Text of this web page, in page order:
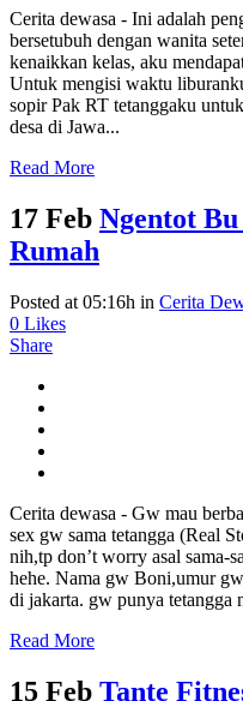
Cerita dewasa - Ini adalah
bersetubuh dengan wanita
kenaikkan kelas, aku
Untuk mengisi waktu
sopir Pak RT tetanggaku
desa di Jawa...
Read More
17 Feb Ngentot
Rumah
Posted at 05:16h in Cerita
0 Likes
Share
Cerita dewasa - Gw mau
sex gw sama tetangga (Real
nih,tp don’t worry asal sama-
hehe. Nama gw Boni,umur
di jakarta. gw punya tetangga
Read More
15 Feb Tante